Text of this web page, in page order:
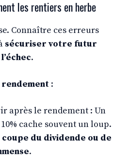
les rentiers en herbe
Connaître ces erreurs
sécuriser votre futur
.
:
après le rendement : Un
cache souvent un loup.
du dividende ou de
.